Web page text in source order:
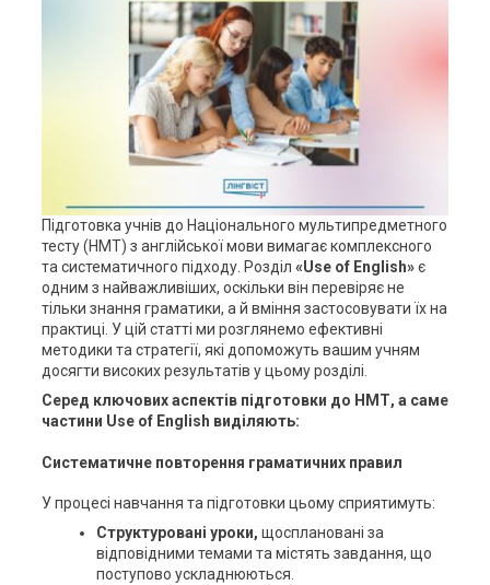
Підготовка учнів до Національного мультипредметного
тесту (НМТ) з англійської мови вимагає комплексного
та систематичного підходу. Розділ «Use of English»є
одним з найважливіших, оскільки він перевіряє не
тільки знання граматики, а й вміння застосовувати їх на
практиці. У цій статті ми розглянемо ефективні
методики та стратегії, які допоможуть вашим учням
досягти високих результатів у цьому розділі.
Серед ключовихаспектівпідготовки до НМТ, а саме
частини Use of English виділяють:
Систематичне повторення граматичних правил
У процесі навчання та підготовки цьому сприятимуть:
Структуровані уроки, щосплановані за
відповідними темами та містять завдання, що
поступово ускладнюються.